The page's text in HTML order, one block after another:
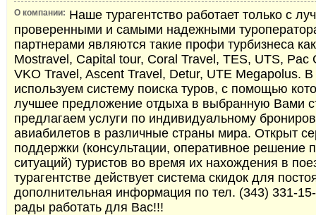
О компании: Наше турагентство работает только с
проверенными и самыми надежными
партнерами являются такие профи турбизнеса
Mostravel, Capital tour, Coral Travel, TES, UTS, Pac
VKO Travel, Ascent Travel, Detur, UTE Megapolus.
используем систему поиска туров, с помощью
лучшее предложение отдыха в выбранную Вами
предлагаем услуги по индивидуальному
авиабилетов в различные страны мира. Открыт
поддержки (консультации, оперативное решение
ситуаций) туристов во время их нахождения в
турагентстве действует система скидок для
дополнительная информация по тел. (343) 331-
рады работать для Вас!!!